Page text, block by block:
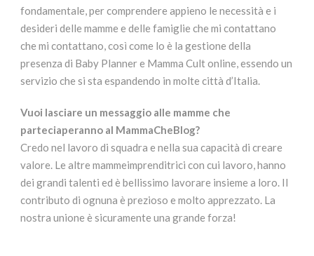
fondamentale, per comprendere appieno le necessità e i
desideri delle mamme e delle famiglie che mi contattano
che mi contattano, così come lo è la gestione della
presenza di Baby Planner e Mamma Cult online, essendo un
servizio che si sta espandendo in molte città d’Italia.
Vuoi lasciare un messaggio alle mamme che
parteciaperanno al MammaCheBlog?
Credo nel lavoro di squadra e nella sua capacità di creare
valore. Le altre mammeimprenditrici con cui lavoro, hanno
dei grandi talenti ed è bellissimo lavorare insieme a loro. Il
contributo di ognuna è prezioso e molto apprezzato. La
nostra unione è sicuramente una grande forza!